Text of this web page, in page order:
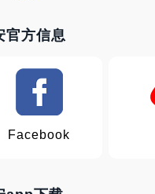
官方信息
Facebook